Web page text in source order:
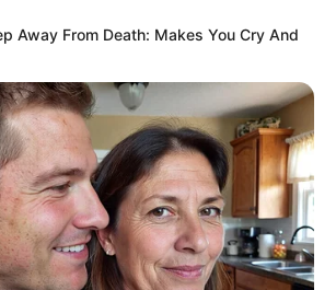
Away From Death: Makes You Cry And